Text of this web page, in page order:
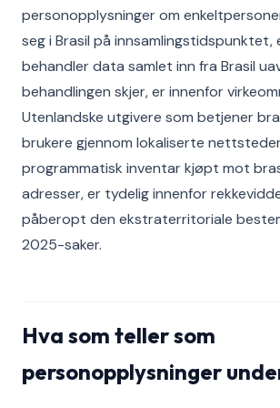
personopplysninger om
seg i Brasil på innsamlingstidspunktet,
behandler data samlet inn fra Brasil
behandlingen skjer, er innenfor
Utenlandske utgivere som betjener
brukere gjennom lokaliserte
programmatisk inventar kjøpt mot
adresser, er tydelig innenfor
påberopt den ekstraterritoriale
2025-saker.
Hva som teller som
personopplysninger